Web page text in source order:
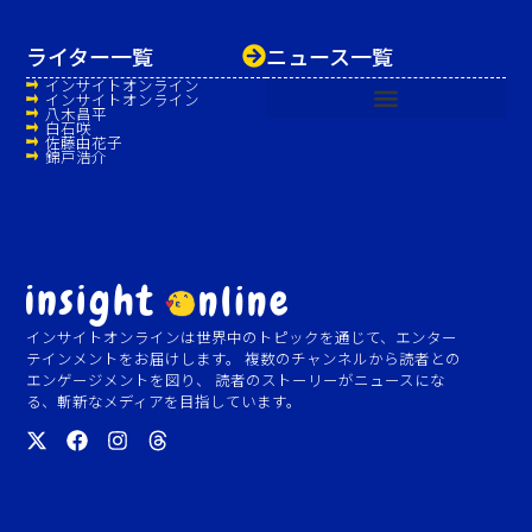
インサイトオンラインは世界中のトピックを通じて、エンター
テインメントをお届けします。 複数のチャンネルから読者との
エンゲージメントを図り、 読者のストーリーがニュースにな
る、斬新なメディアを目指しています。
ニュース一覧
ライター一覧
インサイトオンライン
インサイトオンライン
八木昌平
白石咲
佐藤由花子
錦戸浩介